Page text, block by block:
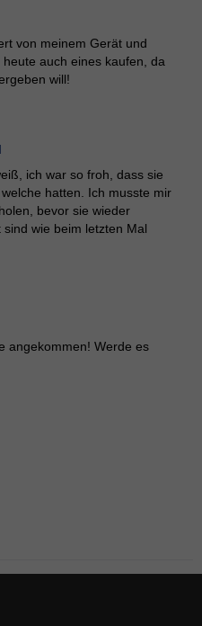
von meinem Gerät und
auch eines kaufen, da
will!
ich war so froh, dass sie
hatten. Ich musste mir
bevor sie wieder
sind wie beim letzten Mal
angekommen! Werde es